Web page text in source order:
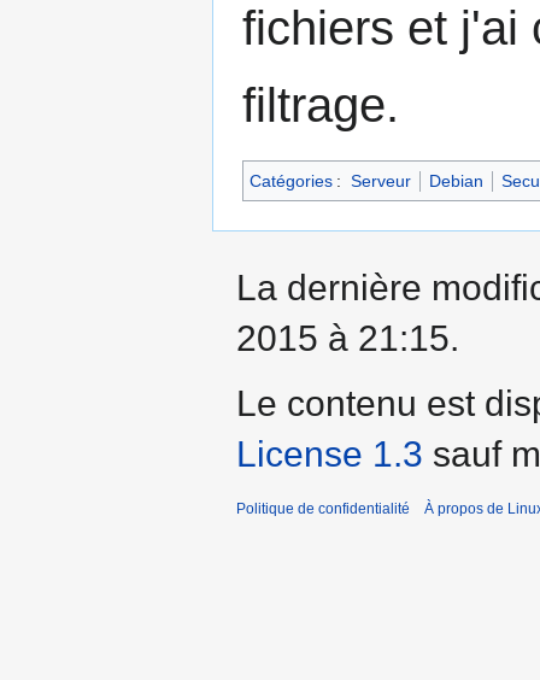
fichiers et j'ai
filtrage.
Catégories : Serveur Debian
La dernière
2015 à 21:15.
Le contenu est
License 1.3 sauf
Politique de confidentialité À propos de